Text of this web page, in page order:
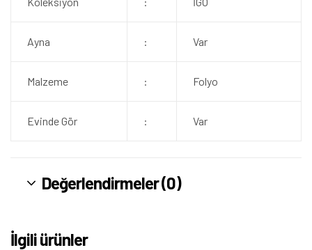
Ayna : Var
Malzeme : Folyo
Evinde Gör : Var
Değerlendirmeler (0)
İlgili ürünler